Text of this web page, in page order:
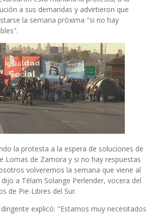
a sus demandas y advirtieron que
la semana próxima "si no hay
la protesta a la espera de soluciones de
Lomas de Zamora y si no hay respuestas
volveremos la semana que viene al
a Télam Solange Perlender, vocera del
de Pie-Libres del Sur.
explicó: "Estamos muy necesitados